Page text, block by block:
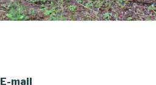
E-mail